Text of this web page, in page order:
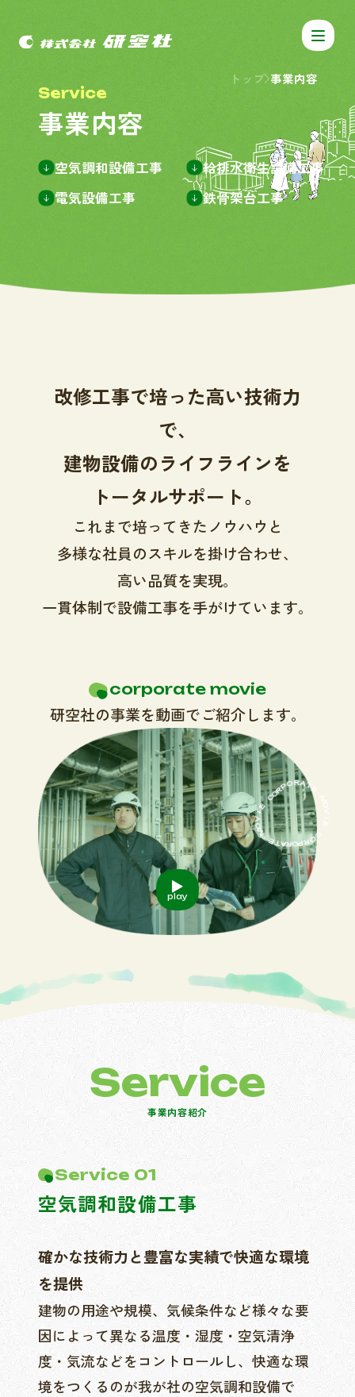
トップ 事業内容
Service
事業内容
空気調和設備工事
給排水衛生設備工事
電気設備工事
鉄骨架台工事
改修工事で培った高い技術力
で、
建物設備のライフラインを
トータルサポート。
これまで培ってきたノウハウと
多様な社員のスキルを掛け合わせ、
高い品質を実現。
一貫体制で設備工事を手がけています。
M
O
V
I
E
C
O
R
P
O
R
A
T
E
M
OVIE CORP O
R
E
corporate movie
研空社の事業を動画でご紹介します。
play
Service
事業内容紹介
Service 01
空気調和設備工事
確かな技術力と豊富な実績で快適な環境
を提供
建物の用途や規模、気候条件など様々な要
因によって異なる温度・湿度・空気清浄
度・気流などをコントロールし、快適な環
境をつくるのが我が社の空気調和設備で